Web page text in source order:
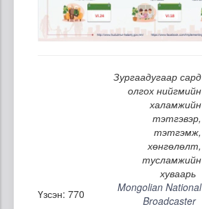
Зургаадугаар сард
олгох нийгмийн
халамжийн
тэтгэвэр,
тэтгэмж,
хөнгөлөлт,
тусламжийн
хуваарь
Үзсэн: 770
Mongolian National
Broadcaster